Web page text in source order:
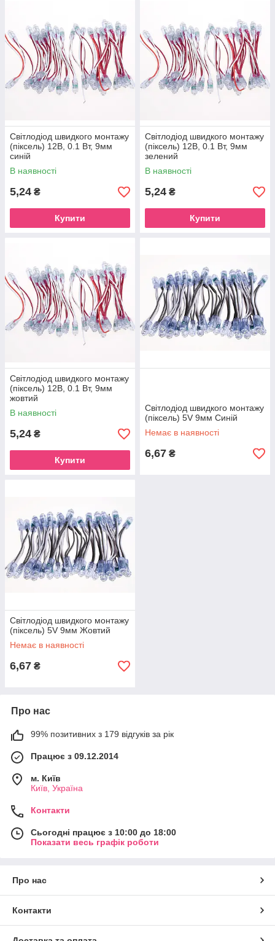
Світлодіод швидкого монтажу
(піксель) 12В, 0.1 Вт, 9мм
синій
В наявності
5,24 ₴
Купити
Світлодіод швидкого монтажу
(піксель) 12В, 0.1 Вт, 9мм
зелений
В наявності
5,24 ₴
Купити
Світлодіод швидкого монтажу
(піксель) 12В, 0.1 Вт, 9мм
жовтий
В наявності
5,24 ₴
Купити
Світлодіод швидкого монтажу
(піксель) 5V 9мм Синій
Немає в наявності
6,67 ₴
Світлодіод швидкого монтажу
(піксель) 5V 9мм Жовтий
Немає в наявності
6,67 ₴
Про нас
99% позитивних з 179 відгуків за рік
Працює з 09.12.2014
м. Київ
Київ, Україна
Контакти
Сьогодні працює з 10:00 до 18:00
Показати весь графік роботи
Про нас
Контакти